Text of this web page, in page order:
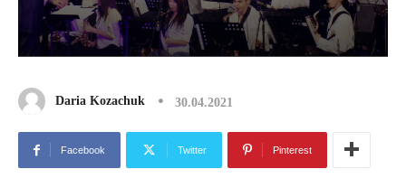
Daria Kozachuk 30.04.2021
Facebook Twitter Pinterest